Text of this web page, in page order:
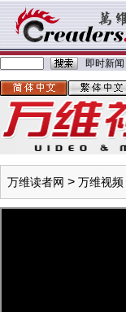
即时新闻
万维读者网 > 万维视频